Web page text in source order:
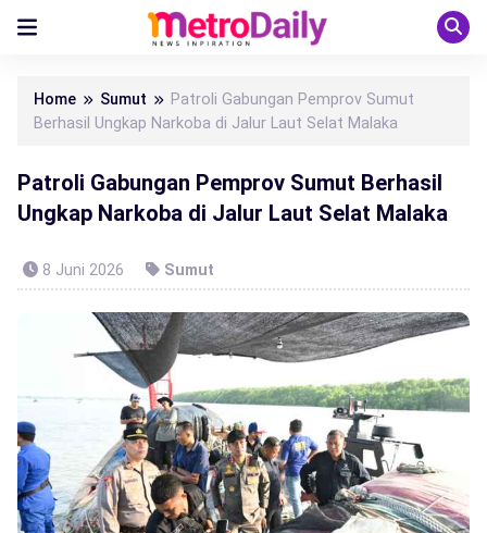
Home Sumut
Patroli Gabungan Pemprov Sumut
Berhasil Ungkap Narkoba di Jalur Laut Selat Malaka
Patroli Gabungan Pemprov Sumut Berhasil
Ungkap Narkoba di Jalur Laut Selat Malaka
8 Juni 2026 Sumut